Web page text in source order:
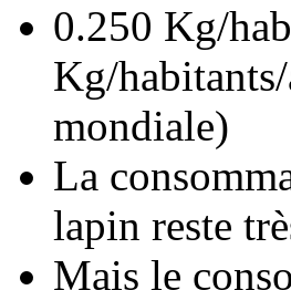
0.250 Kg/
Kg/
mondiale)
La
lapin reste
Mais le